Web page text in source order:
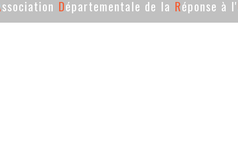
ssociation Départementale de la Réponse à l'